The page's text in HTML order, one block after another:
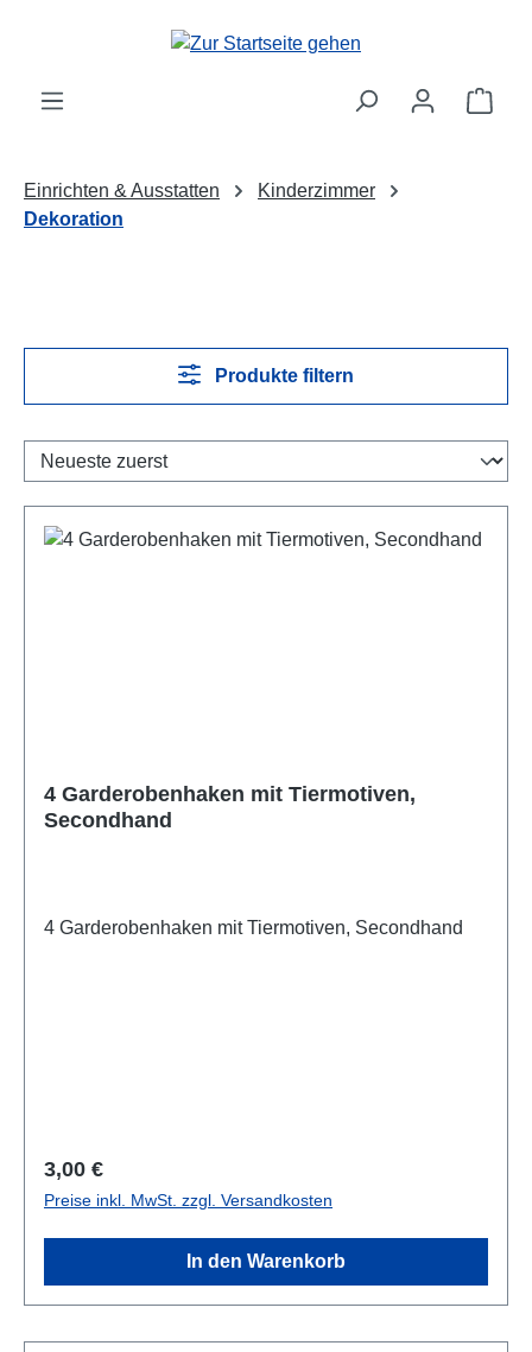
Zum Hauptinhalt springen
Einrichten & Ausstatten
Kinderzimmer
Dekoration
Produkte filtern
4 Garderobenhaken mit Tiermotiven,
Secondhand
4 Garderobenhaken mit Tiermotiven, Secondhand
Regulärer Preis:
3,00 €
Preise inkl. MwSt. zzgl. Versandkosten
In den Warenkorb